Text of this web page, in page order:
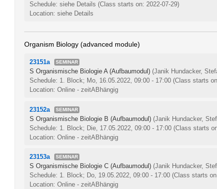
Schedule: siehe Details (Class starts on: 2022-07-29)
Location: siehe Details
Organism Biology (advanced module)
23151a SEMINAR
S Organismische Biologie A (Aufbaumodul) (Janik Hundacker,
Schedule: 1. Block; Mo, 16.05.2022, 09:00 - 17:00 (Class starts
Location: Online - zeitABhängig
23152a SEMINAR
S Organismische Biologie B (Aufbaumodul) (Janik Hundacker,
Schedule: 1. Block; Die, 17.05.2022, 09:00 - 17:00 (Class starts
Location: Online - zeitABhängig
23153a SEMINAR
S Organismische Biologie C (Aufbaumodul) (Janik Hundacker,
Schedule: 1. Block; Do, 19.05.2022, 09:00 - 17:00 (Class starts
Location: Online - zeitABhängig